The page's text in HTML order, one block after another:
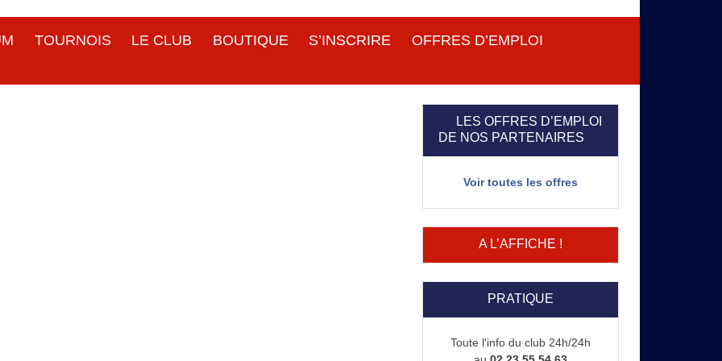
TOURNOIS LE CLUB BOUTIQUE S’INSCRIRE OFFRES D’EMPLOI
LES OFFRES D’EMPLOI
DE NOS PARTENAIRES
Voir toutes les offres
A L’AFFICHE !
PRATIQUE
Toute l'info du club 24h/24h